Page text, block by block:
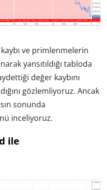
ve primlenmelerin
yansıtıldığı tabloda
değer kaybını
gözlemliyoruz. Ancak
sonunda
inceliyoruz.
ile